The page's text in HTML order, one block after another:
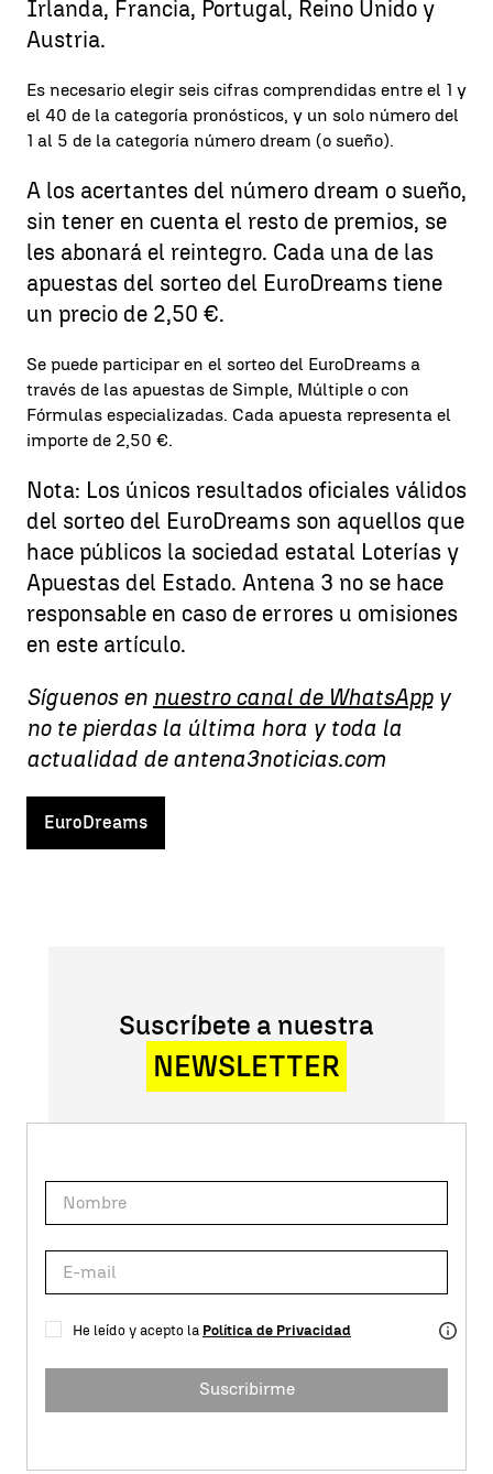
Irlanda, Francia, Portugal, Reino Unido y
Austria.
Es necesario elegir seis cifras comprendidas entre el 1 y
el 40 de la categoría pronósticos, y un solo número del
1 al 5 de la categoría número dream (o sueño).
A los acertantes del número dream o sueño,
sin tener en cuenta el resto de premios, se
les abonará el reintegro. Cada una de las
apuestas del sorteo del EuroDreams tiene
un precio de 2,50 €.
Se puede participar en el sorteo del EuroDreams a
través de las apuestas de Simple, Múltiple o con
Fórmulas especializadas. Cada apuesta representa el
importe de 2,50 €.
Nota: Los únicos resultados oficiales válidos
del sorteo del EuroDreams son aquellos que
hace públicos la sociedad estatal Loterías y
Apuestas del Estado. Antena 3 no se hace
responsable en caso de errores u omisiones
en este artículo.
Síguenos en nuestro canal de WhatsAppy
no te pierdas la última hora y toda la
actualidad de antena3noticias.com
EuroDreams
Suscríbete a nuestra
NEWSLETTER
He leído y acepto la Política de Privacidad
Suscribirme